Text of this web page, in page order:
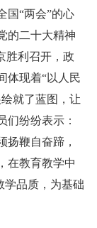
国“两会”的心
的二十大精神
胜利召开，政
体现着“以人民
就了蓝图，让
们纷纷表示：
扬鞭自奋蹄，
在教育教学中
学品质，为基础